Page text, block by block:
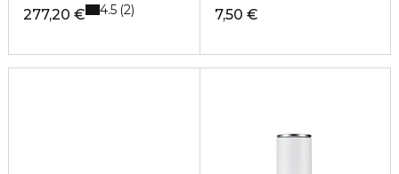
277,20 € 4.5 2 7,50 €